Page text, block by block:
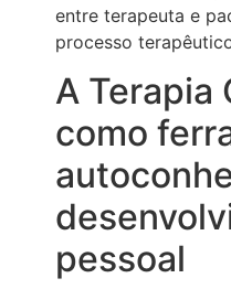
entre terapeuta e
processo
A Terapia
como
pessoal